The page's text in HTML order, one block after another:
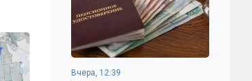
Вчера, 12:39